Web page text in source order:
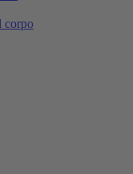
corpo